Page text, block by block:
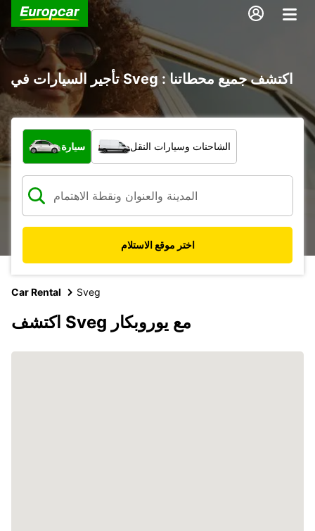
تأجير السيارات في Sveg : اكتشف جميع محطاتنا
ما نوع المركبة؟
سيارة الشاحنات وسيارات النقل
اختر موقع الاستلام
Car Rental Sveg
اكتشف Sveg مع يوروبكار